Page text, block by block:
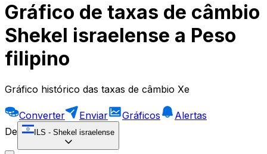
Gráfico de taxas de câmbio
Shekel israelense a Peso
filipino
Gráfico histórico das taxas de câmbio Xe
Converter Enviar Gráficos
Alertas
De
ILS - Shekel israelense